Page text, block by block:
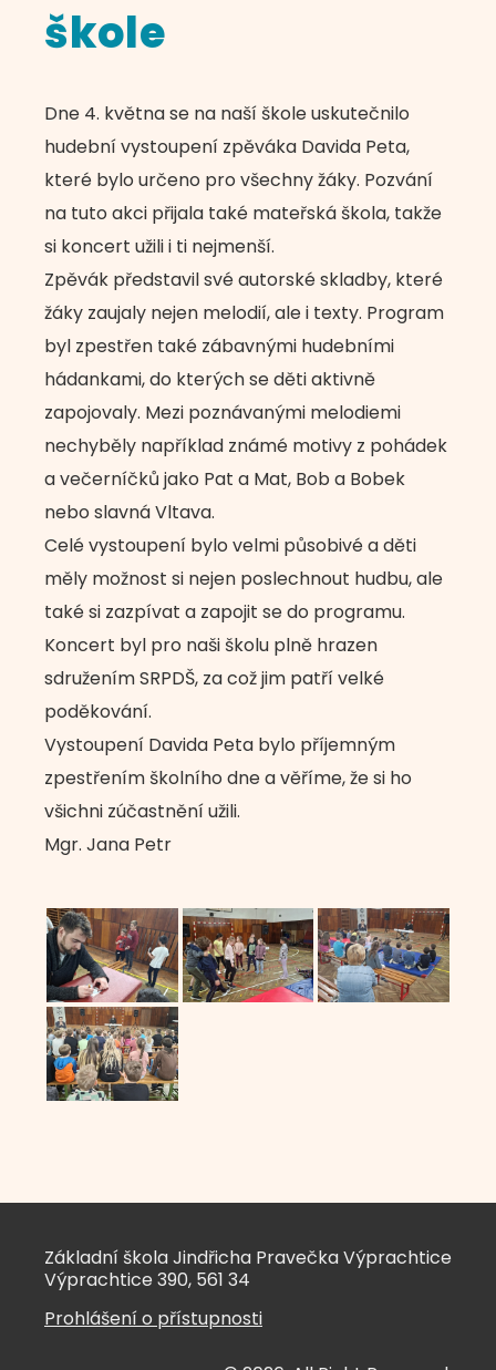
škole
Dne 4. května se na naší škole uskutečnilo
hudební vystoupení zpěváka Davida Peta,
které bylo určeno pro všechny žáky. Pozvání
na tuto akci přijala také mateřská škola, takže
si koncert užili i ti nejmenší.
Zpěvák představil své autorské skladby, které
žáky zaujaly nejen melodií, ale i texty. Program
byl zpestřen také zábavnými hudebními
hádankami, do kterých se děti aktivně
zapojovaly. Mezi poznávanými melodiemi
nechyběly například známé motivy z pohádek
a večerníčků jako Pat a Mat, Bob a Bobek
nebo slavná Vltava.
Celé vystoupení bylo velmi působivé a děti
měly možnost si nejen poslechnout hudbu, ale
také si zazpívat a zapojit se do programu.
Koncert byl pro naši školu plně hrazen
sdružením SRPDŠ, za což jim patří velké
poděkování.
Vystoupení Davida Peta bylo příjemným
zpestřením školního dne a věříme, že si ho
všichni zúčastnění užili.
Mgr. Jana Petr
Základní škola Jindřicha Pravečka Výprachtice
Výprachtice 390, 561 34
Prohlášení o přístupnosti